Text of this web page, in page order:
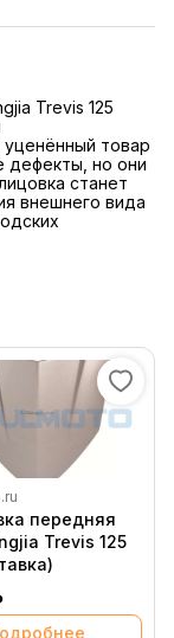
Trevis 125
уценённый товар
дефекты, но они
станет
внешнего вида
передняя
Trevis 125